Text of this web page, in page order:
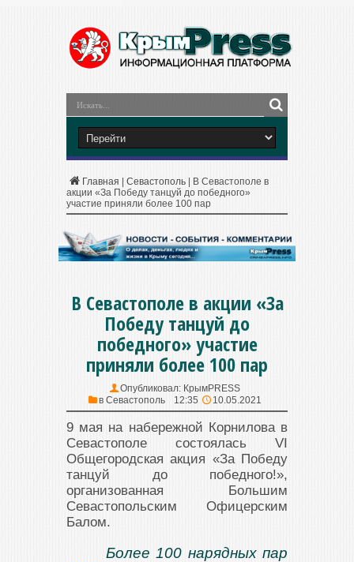
Главная Севастополь
В Севастополе в
акции «За Победу танцуй до победного»
участие приняли более 100 пар
В Севастополе в акции «За
Победу танцуй до
победного» участие
приняли более 100 пар
Опубликовал: КрымPRESS
в Севастополь 12:35 10.05.2021
9 мая на набережной Корнилова в
Севастополе состоялась VI
Общегородская акция «За Победу
танцуй до победного!»,
организованная Большим
Севастопольским Офицерским
Балом.
Более 100 нарядных пар